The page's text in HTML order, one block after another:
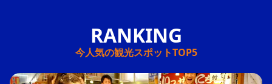
今人気の観光スポットTOP5